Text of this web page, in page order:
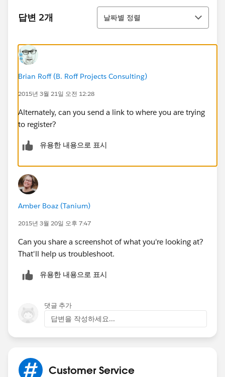
답변 2개
정렬
날짜별 정렬
Brian Roff (B. Roff Projects Consulting)
2015년 3월 21일 오전 12:28
Alternately, can you send a link to where you are trying
to register?
유용한 내용으로 표시
Amber Boaz (Tanium)
2015년 3월 20일 오후 7:47
Can you share a screenshot of what you're looking at?
That'll help us troubleshoot.
유용한 내용으로 표시
댓글 추가
답변을 작성하세요...
Customer Service